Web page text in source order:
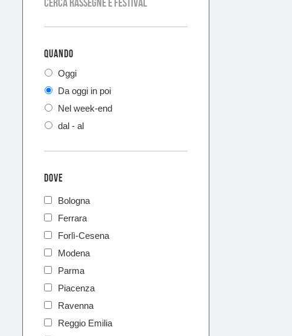
QUANDO
Oggi
Da oggi in poi
Nel week-end
dal - al
DOVE
Bologna
Ferrara
Forlì-Cesena
Modena
Parma
Piacenza
Ravenna
Reggio Emilia